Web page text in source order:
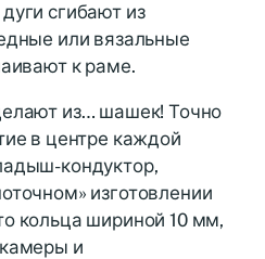
сгибают из
или вязальные
к раме.
из… шашек! Точно
в центре каждой
кондуктор,
изготовлении
кольца шириной 10 мм,
и